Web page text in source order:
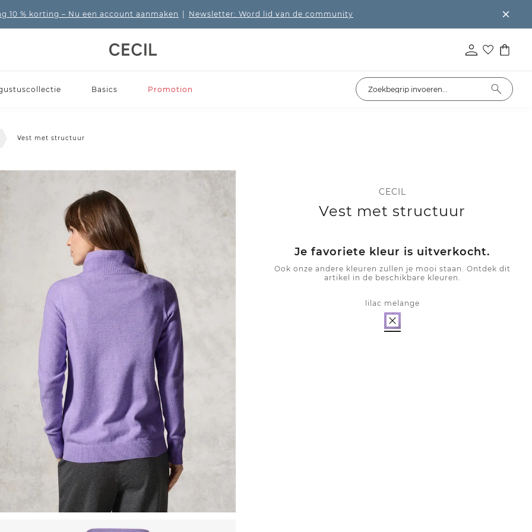
10 % korting – Nu een account aanmaken Newsletter: Word lid van de community
Basics Promotion
Vest met structuur
CECIL
Vest met structuur
Je favoriete kleur is uitverkocht.
Ook onze andere kleuren zullen je mooi staan. Ontdek dit
artikel in de beschikbare kleuren.
lilac melange